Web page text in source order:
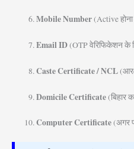
Mobile Number(Active होना
Email ID(OTP वेरिफिकेशन के
Caste Certificate / NCL
Domicile Certificate(बिहार
Computer Certificate(अगर